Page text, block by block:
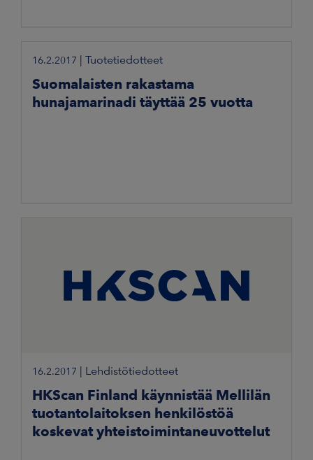
16.2.2017 Tuotetiedotteet
Suomalaisten rakastama
hunajamarinadi täyttää 25 vuotta
16.2.2017 Lehdistötiedotteet
HKScan Finland käynnistää Mellilän
tuotantolaitoksen henkilöstöä
koskevat yhteistoimintaneuvottelut